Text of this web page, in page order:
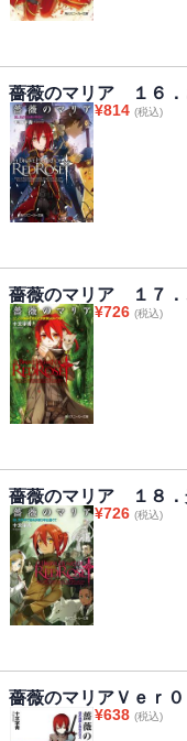
薔薇のマリア １６．
¥814 (税込)
薔薇のマリア １７．
¥726 (税込)
薔薇のマリア １８．
¥726 (税込)
薔薇のマリアＶｅｒ
¥638 (税込)